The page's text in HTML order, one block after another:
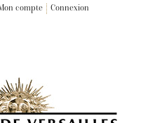
compte Connexion